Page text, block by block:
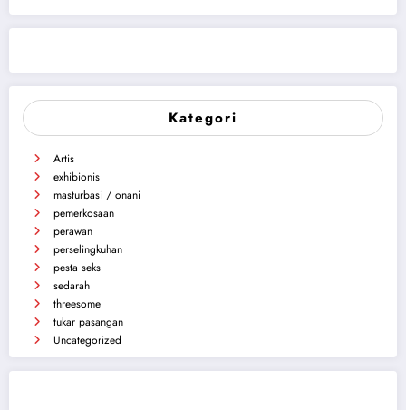
Kategori
Artis
exhibionis
masturbasi / onani
pemerkosaan
perawan
perselingkuhan
pesta seks
sedarah
threesome
tukar pasangan
Uncategorized